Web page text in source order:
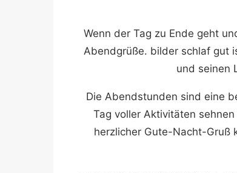
Wenn der Tag zu Ende geht
Abendgrüße. bilder schlaf gut
und seinen
Die Abendstunden sind eine
Tag voller Aktivitäten
herzlicher Gute-Nacht-Gruß